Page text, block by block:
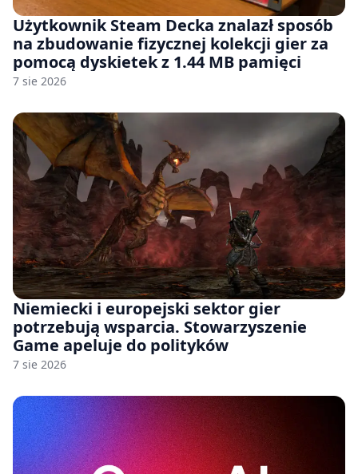
Użytkownik Steam Decka znalazł sposób
na zbudowanie fizycznej kolekcji gier za
pomocą dyskietek z 1.44 MB pamięci
7 sie 2026
Niemiecki i europejski sektor gier
potrzebują wsparcia. Stowarzyszenie
Game apeluje do polityków
7 sie 2026